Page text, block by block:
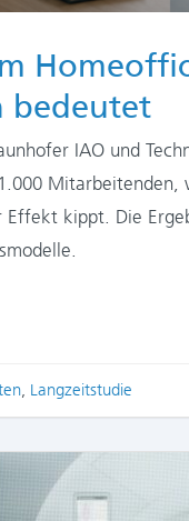
bedeutet
IAO und
kippt. Die
, Langzeitstudie